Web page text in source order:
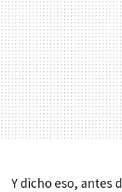
Y dicho eso, antes